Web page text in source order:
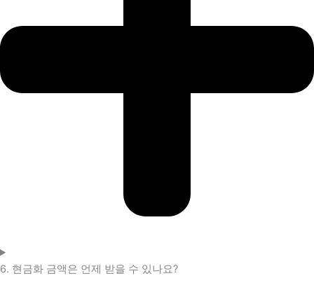
6. 현금화 금액은 언제 받을 수 있나요?